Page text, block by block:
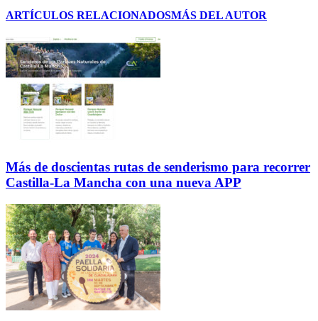
ARTÍCULOS RELACIONADOSMÁS DEL AUTOR
Más de doscientas rutas de senderismo para recorrer
Castilla-La Mancha con una nueva APP